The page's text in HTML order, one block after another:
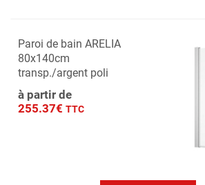
Paroi de bain ARELIA
80x140cm
transp./argent poli
à partir de
255.37€ TTC